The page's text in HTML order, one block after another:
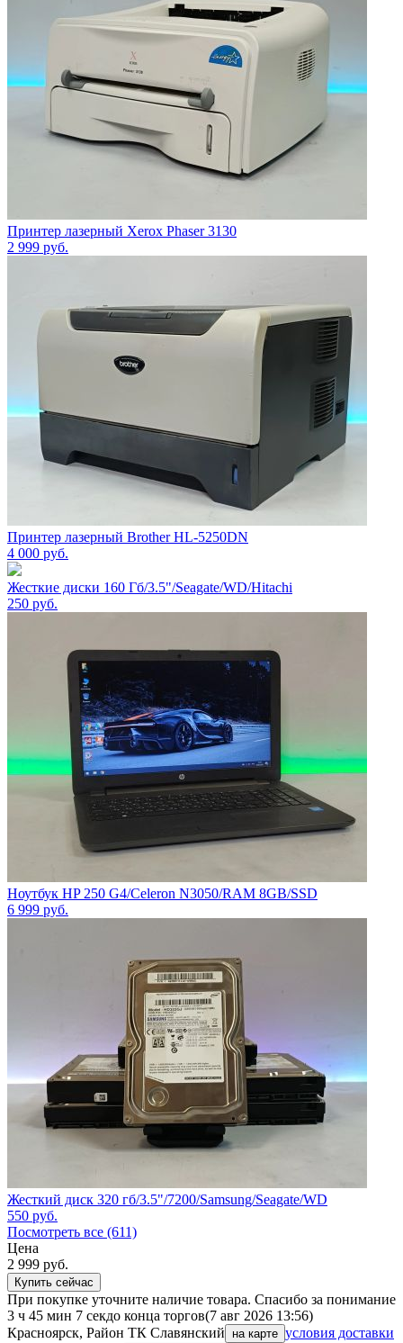
Принтер лазерный Xerox Phaser 3130
2 999 руб.
Принтер лазерный Brother HL-5250DN
4 000 руб.
Жесткие диски 160 Гб/3.5"/Seagate/WD/Hitachi
250 руб.
Ноутбук HP 250 G4/Celeron N3050/RAM 8GB/SSD
6 999 руб.
Жесткий диск 320 гб/3.5"/7200/Samsung/Seagate/WD
550 руб.
Посмотреть все (611)
Цена
2 999 руб.
Купить сейчас
При покупке уточните наличие товара. Спасибо за понимание
3 ч 45 мин 7 секдо конца торгов(7 авг 2026 13:56)
Красноярск, Район ТК Славянский
на карте условия доставки